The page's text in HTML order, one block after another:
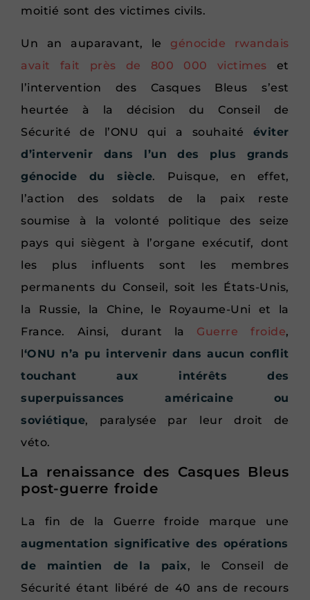
moitié sont des victimes civils.
Un an auparavant, le génocide rwandais
avait fait près de 800 000 victimes et
l’intervention des Casques Bleus s’est
heurtée à la décision du Conseil de
Sécurité de l’ONU qui a souhaité éviter
d’intervenir dans l’un des plus grands
génocide du siècle. Puisque, en effet,
l’action des soldats de la paix reste
soumise à la volonté politique des seize
pays qui siègent à l’organe exécutif, dont
les plus influents sont les membres
permanents du Conseil, soit les États-Unis,
la Russie, la Chine, le Royaume-Uni et la
France. Ainsi, durant la Guerre froide,
l‘ONU n’a pu intervenir dans aucun conflit
touchant aux intérêts des
superpuissances américaine ou
soviétique, paralysée par leur droit de
véto.
La renaissance des Casques Bleus
post-guerre froide
La fin de la Guerre froide marque une
augmentation significative des opérations
de maintien de la paix, le Conseil de
Sécurité étant libéré de 40 ans de recours